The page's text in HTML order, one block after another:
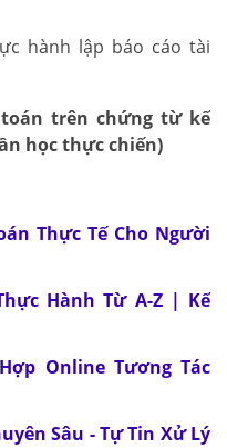
hành lập báo cáo tài
trên chứng từ kế
học thực chiến)
Thực Tế Cho Người
Hành Từ A-Z | Kế
Online Tương Tác
Sâu - Tự Tin Xử Lý